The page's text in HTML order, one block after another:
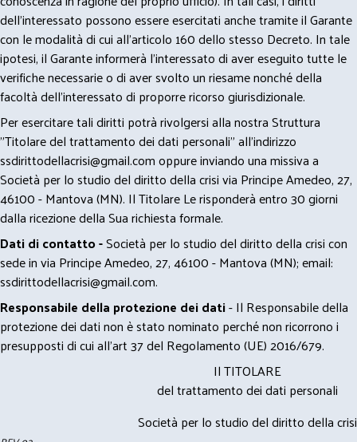
dell’interessato possono essere esercitati anche tramite il Garante
con le modalità di cui all’articolo 160 dello stesso Decreto. In tale
ipotesi, il Garante informerà l’interessato di aver eseguito tutte le
verifiche necessarie o di aver svolto un riesame nonché della
facoltà dell’interessato di proporre ricorso giurisdizionale.
Per esercitare tali diritti potrà rivolgersi alla nostra Struttura
"Titolare del trattamento dei dati personali" all'indirizzo
ssdirittodellacrisi@gmail.comoppure inviando una missiva a
Società per lo studio del diritto della crisi via Principe Amedeo, 27,
46100 - Mantova (MN). Il Titolare Le risponderà entro 30 giorni
dalla ricezione della Sua richiesta formale.
Dati di contatto -Società per lo studio del diritto della crisi con
sede in via Principe Amedeo, 27, 46100 - Mantova (MN); email:
ssdirittodellacrisi@gmail.com.
Responsabile della protezione dei dati- Il Responsabile della
protezione dei dati non è stato nominato perché non ricorrono i
presupposti di cui all’art 37 del Regolamento (UE) 2016/679.
Il TITOLARE
del trattamento dei dati personali
Società per lo studio del diritto della crisi